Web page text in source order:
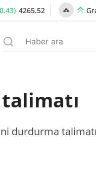
4265.52
durdurma talimatı